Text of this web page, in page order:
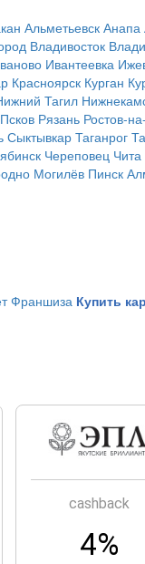
Альметьевск Анапа
Владивосток
Ивантеевка
Красноярск Курган
Тагил
Псков Рязань Ростов-
Сыктывкар Таганрог
Череповец Чита
Могилёв Пинск
Франшиза Купить
cashback
4%